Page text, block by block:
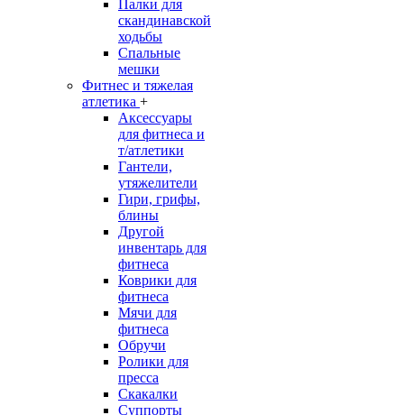
Палки для
скандинавской
ходьбы
Спальные
мешки
Фитнес и тяжелая
атлетика +
Аксессуары
для фитнеса и
т/атлетики
Гантели,
утяжелители
Гири, грифы,
блины
Другой
инвентарь для
фитнеса
Коврики для
фитнеса
Мячи для
фитнеса
Обручи
Ролики для
пресса
Скакалки
Суппорты